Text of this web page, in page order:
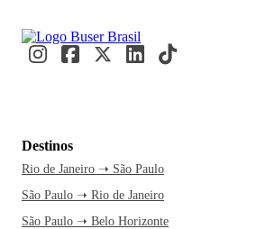
Destinos
Rio de Janeiro ➝ São Paulo
São Paulo ➝ Rio de Janeiro
São Paulo ➝ Belo Horizonte